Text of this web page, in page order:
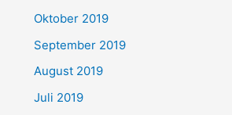
Oktober 2019
September 2019
August 2019
Juli 2019